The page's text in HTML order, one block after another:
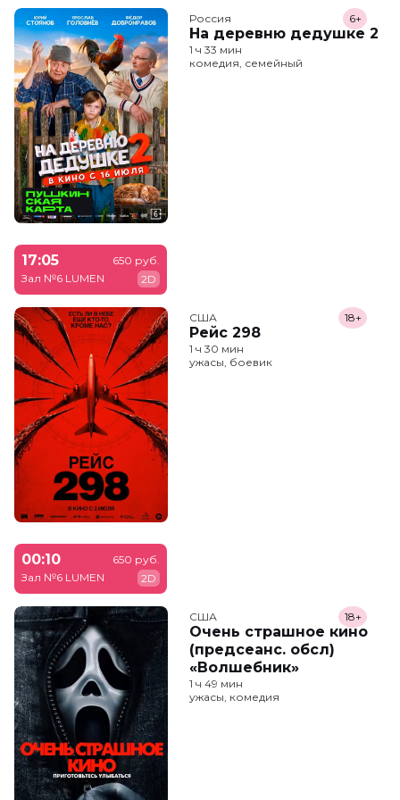
Россия
На деревню дедушке 2
6+
1 ч 33 мин
комедия, семейный
17:05
Зал №6 LUMEN
650 руб.
2D
США
Рейс 298
18+
1 ч 30 мин
ужасы, боевик
00:10
Зал №6 LUMEN
650 руб.
2D
США
Очень страшное кино
(предсеанс. обсл)
«Волшебник»
18+
1 ч 49 мин
ужасы, комедия